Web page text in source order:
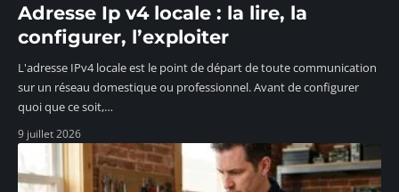
Adresse Ip v4 locale : la lire, la
configurer, l’exploiter
L'adresse IPv4 locale est le point de départ de toute communication
sur un réseau domestique ou professionnel. Avant de configurer
quoi que ce soit,…
9 juillet 2026